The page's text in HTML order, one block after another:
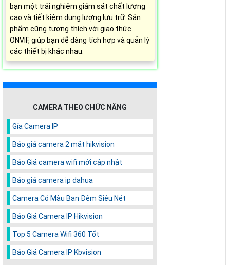
bạn một trải nghiệm giám sát chất lượng
cao và tiết kiệm dung lượng lưu trữ. Sản
phẩm cũng tương thích với giao thức
ONVIF, giúp bạn dễ dàng tích hợp và quản lý
các thiết bị khác nhau.
CAMERA THEO CHỨC NĂNG
Gía Camera IP
Báo giá camera 2 mắt hikvision
Báo Giá camera wifi mới cập nhật
Báo giá camera ip dahua
Camera Có Màu Ban Đêm Siêu Nét
Báo Giá Camera IP Hikvision
Top 5 Camera Wifi 360 Tốt
Báo Giá Camera IP Kbvision